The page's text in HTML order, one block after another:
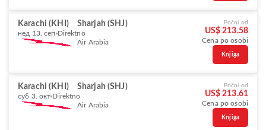
Karachi (KHI) Sharjah (SHJ)
нед 13. сеп Direktno
Air Arabia
Počni od
US$ 213.58
Cena po osobi
Knjiga
Karachi (KHI) Sharjah (SHJ)
суб 3. окт Direktno
Air Arabia
Počni od
US$ 213.61
Cena po osobi
Knjiga